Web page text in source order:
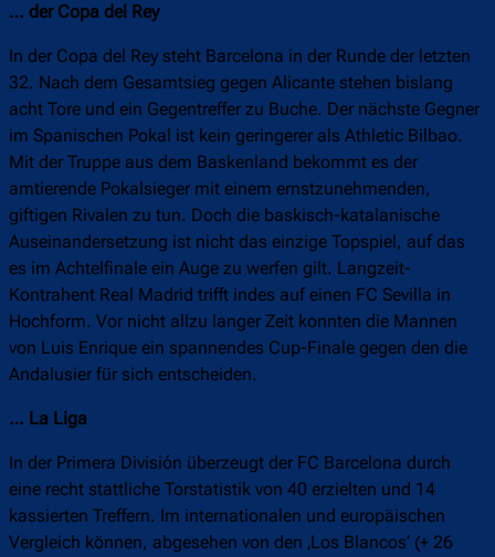
… der Copa del Rey
In der Copa del Rey steht Barcelona in der Runde der letzten
32. Nach dem Gesamtsieg gegen Alicante stehen bislang
acht Tore und ein Gegentreffer zu Buche. Der nächste Gegner
im Spanischen Pokal ist kein geringerer als Athletic Bilbao.
Mit der Truppe aus dem Baskenland bekommt es der
amtierende Pokalsieger mit einem ernstzunehmenden,
giftigen Rivalen zu tun. Doch die baskisch-katalanische
Auseinandersetzung ist nicht das einzige Topspiel, auf das
es im Achtelfinale ein Auge zu werfen gilt. Langzeit-
Kontrahent Real Madrid trifft indes auf einen FC Sevilla in
Hochform. Vor nicht allzu langer Zeit konnten die Mannen
von Luis Enrique ein spannendes Cup-Finale gegen den die
Andalusier für sich entscheiden.
… La Liga
In der Primera División überzeugt der FC Barcelona durch
eine recht stattliche Torstatistik von 40 erzielten und 14
kassierten Treffern. Im internationalen und europäischen
Vergleich können, abgesehen von den ‚Los Blancos‘ (+ 26